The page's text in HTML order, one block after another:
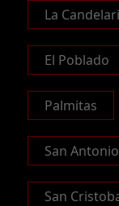
La
El Poblado
Palmitas
San
San